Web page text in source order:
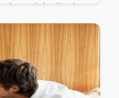
حساب المواطن
الحكومة السعودية
السعودية من